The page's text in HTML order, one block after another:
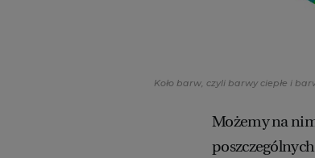
Koło barw, czyli barwy ciepłe i
Możemy na